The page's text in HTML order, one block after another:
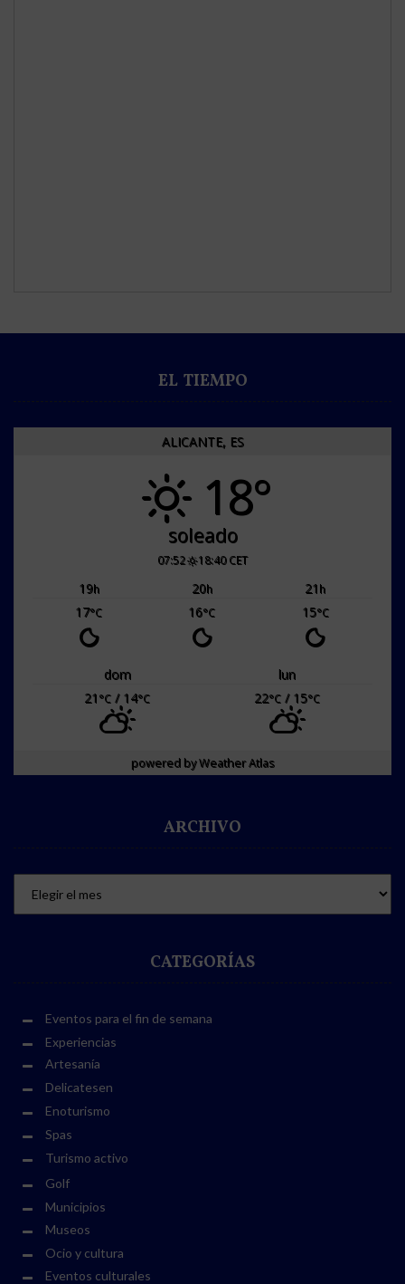
EL TIEMPO
ALICANTE, ES
18°
soleado
07:52 18:40 CET
19h 20h 21h
17°C 16°C 15°C
dom
lun
21°C / 14°C 22°C / 15°C
powered byWeather Atlas
ARCHIVO
CATEGORÍAS
Eventos para el fin de semana
Experiencias
Artesanía
Delicatesen
Enoturismo
Spas
Turismo activo
Golf
Municipios
Museos
Ocio y cultura
Eventos culturales